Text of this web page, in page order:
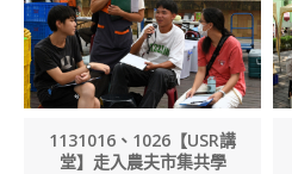
1131016、1026【USR講
堂】走入農夫市集共學